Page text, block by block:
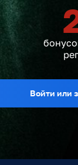
Войти или